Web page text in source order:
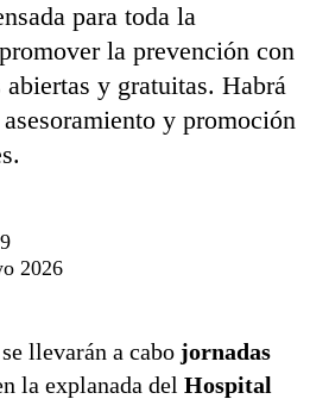
para toda la
la prevención con
y gratuitas. Habrá
y promoción
2026
se llevarán a cabo jornadas
la explanada del Hospital